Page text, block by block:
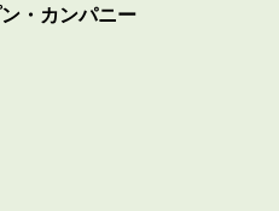
・カンパニー